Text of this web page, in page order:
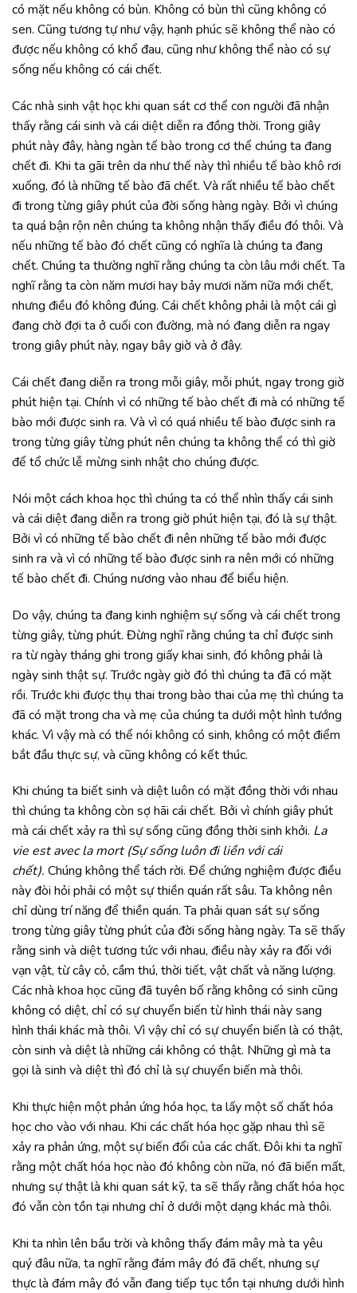
có mặt nếu không có bùn. Không có bùn thì cũng không có
sen. Cũng tương tự như vậy, hạnh phúc sẽ không thể nào có
được nếu không có khổ đau, cũng như không thể nào có sự
sống nếu không có cái chết.
Các nhà sinh vật học khi quan sát cơ thể con người đã nhận
thấy rằng cái sinh và cái diệt diễn ra đồng thời. Trong giây
phút này đây, hàng ngàn tế bào trong cơ thể chúng ta đang
chết đi. Khi ta gãi trên da như thế này thì nhiều tế bào khô rơi
xuống, đó là những tế bào đã chết. Và rất nhiều tế bào chết
đi trong từng giây phút của đời sống hàng ngày. Bởi vì chúng
ta quá bận rộn nên chúng ta không nhận thấy điều đó thôi. Và
nếu những tế bào đó chết cũng có nghĩa là chúng ta đang
chết. Chúng ta thường nghĩ rằng chúng ta còn lâu mới chết. Ta
nghĩ rằng ta còn năm mươi hay bảy mươi năm nữa mới chết,
nhưng điều đó không đúng. Cái chết không phải là một cái gì
đang chờ đợi ta ở cuối con đường, mà nó đang diễn ra ngay
trong giây phút này, ngay bây giờ và ở đây.
Cái chết đang diễn ra trong mỗi giây, mỗi phút, ngay trong giờ
phút hiện tại. Chính vì có những tế bào chết đi mà có những tế
bào mới được sinh ra. Và vì có quá nhiều tế bào được sinh ra
trong từng giây từng phút nên chúng ta không thể có thì giờ
để tổ chức lễ mừng sinh nhật cho chúng được.
Nói một cách khoa học thì chúng ta có thể nhìn thấy cái sinh
và cái diệt đang diễn ra trong giờ phút hiện tại, đó là sự thật.
Bởi vì có những tế bào chết đi nên những tế bào mới được
sinh ra và vì có những tế bào được sinh ra nên mới có những
tế bào chết đi. Chúng nương vào nhau để biểu hiện.
Do vậy, chúng ta đang kinh nghiệm sự sống và cái chết trong
từng giây, từng phút. Đừng nghĩ rằng chúng ta chỉ được sinh
ra từ ngày tháng ghi trong giấy khai sinh, đó không phải là
ngày sinh thật sự. Trước ngày giờ đó thì chúng ta đã có mặt
rồi. Trước khi được thụ thai trong bào thai của mẹ thì chúng ta
đã có mặt trong cha và mẹ của chúng ta dưới một hình tướng
khác. Vì vậy mà có thể nói không có sinh, không có một điểm
bắt đầu thực sự, và cũng không có kết thúc.
Khi chúng ta biết sinh và diệt luôn có mặt đồng thời với nhau
thì chúng ta không còn sợ hãi cái chết. Bởi vì chính giây phút
mà cái chết xảy ra thì sự sống cũng đồng thời sinh khởi. La
vie est avec la mort (Sự sống luôn đi liền với cái
chết). Chúng không thể tách rời. Để chứng nghiệm được điều
này đòi hỏi phải có một sự thiền quán rất sâu. Ta không nên
chỉ dùng trí năng để thiền quán. Ta phải quan sát sự sống
trong từng giây từng phút của đời sống hàng ngày. Ta sẽ thấy
rằng sinh và diệt tương tức với nhau, điều này xảy ra đối với
vạn vật, từ cây cỏ, cầm thú, thời tiết, vật chất và năng lượng.
Các nhà khoa học cũng đã tuyên bố rằng không có sinh cũng
không có diệt, chỉ có sự chuyển biến từ hình thái này sang
hình thái khác mà thôi. Vì vậy chỉ có sự chuyển biến là có thật,
còn sinh và diệt là những cái không có thật. Những gì mà ta
gọi là sinh và diệt thì đó chỉ là sự chuyển biến mà thôi.
Khi thực hiện một phản ứng hóa học, ta lấy một số chất hóa
học cho vào với nhau. Khi các chất hóa học gặp nhau thì sẽ
xảy ra phản ứng, một sự biến đổi của các chất. Đôi khi ta nghĩ
rằng một chất hóa học nào đó không còn nữa, nó đã biến mất,
nhưng sự thật là khi quan sát kỹ, ta sẽ thấy rằng chất hóa học
đó vẫn còn tồn tại nhưng chỉ ở dưới một dạng khác mà thôi.
Khi ta nhìn lên bầu trời và không thấy đám mây mà ta yêu
quý đâu nữa, ta nghĩ rằng đám mây đó đã chết, nhưng sự
thực là đám mây đó vẫn đang tiếp tục tồn tại nhưng dưới hình